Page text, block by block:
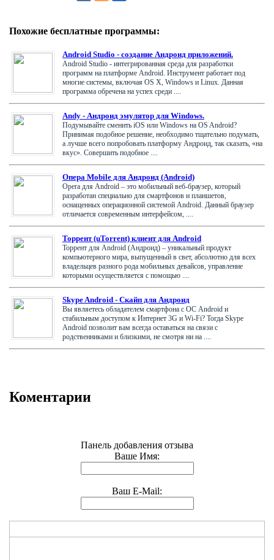
Похожие бесплатные программы:
Android Studio - создание Андроид приложений.
Android Studio - интегрированная среда для разработки
программ на платформе Android. Инструмент работает под
многие системы, включая OS X, Windows и Linux. Данная
программа обречена на успех среди ....
Andy - Андроид эмулятор для Windows.
Подумывайте сменить iOS или Windows на OS Android?
Принимая подобное решение, необходимо тщательно подумать,
а лучше всего попробовать платформу Андроид, так сказать, «на
вкус». Совершить подобное ....
Опера Mobile для Андроид (Android)
Opera для Android – это мобильный веб-браузер, который
разработан специально для смартфонов и планшетов,
оснащенных операционной системой Android. Данный браузер
отличается современным интерфейсом, ....
Торрент (uTorrent) клиент для Android
Торрент для Android (Андроид) – уникальный продукт
компьютерного мира, выпущенный в свет, абсолютно для всех
владельцев разного рода мобильных девайсов, управление
которыми осуществляется с помощью ....
Skype Android - Скайп для Андроид
Вы являетесь обладателем смартфона с ОС Android и
стабильным доступом к Интернет 3G и Wi-Fi? Тогда Skype
Android позволит вам всегда оставаться на связи с
родственниками и близкими, не смотря ни на ....
Коментарии
Панель добавления отзыва
Ваше Имя:
Ваш E-Mail: